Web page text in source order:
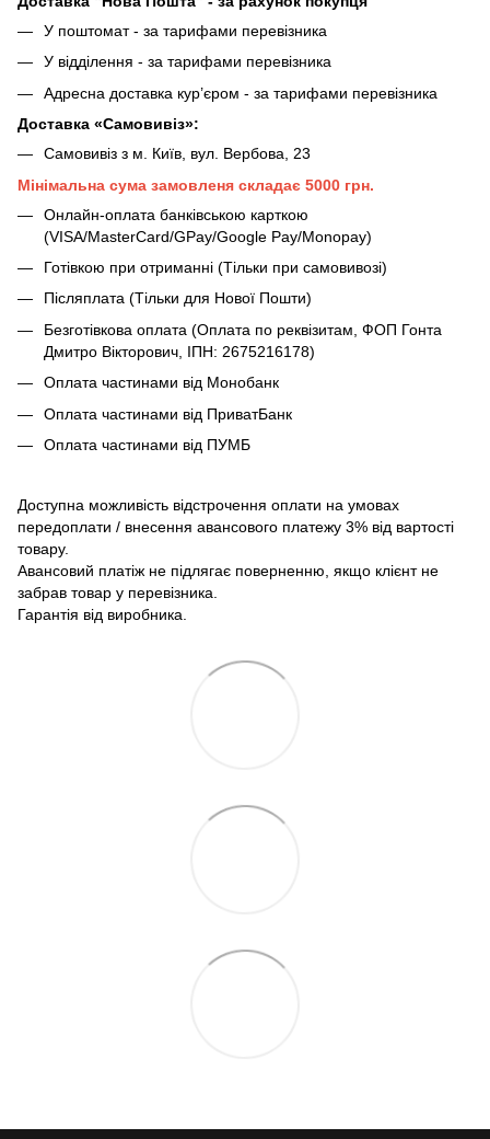
У поштомат - за тарифами перевізника
У відділення - за тарифами перевізника
Адресна доставка кур’єром - за тарифами перевізника
Доставка «Самовивіз»:
Самовивіз з м. Київ, вул. Вербова, 23
Мінімальна сума замовленя складає 5000 грн.
Онлайн-оплата банківською карткою
(VISA/MasterCard/GPay/Google Pay/Monopay)
Готівкою при отриманні (Тільки при самовивозі)
Післяплата (Тільки для Нової Пошти)
Безготівкова оплата (Оплата по реквізитам, ФОП Гонта
Дмитро Вікторович, ІПН: 2675216178)
Оплата частинами від Монобанк
Оплата частинами від ПриватБанк
Оплата частинами від ПУМБ
Доступна можливість відстрочення оплати на умовах
передоплати / внесення авансового платежу 3% від вартості
товару.
Авансовий платіж не підлягає поверненню, якщо клієнт не
забрав товар у перевізника.
Гарантія від виробника.